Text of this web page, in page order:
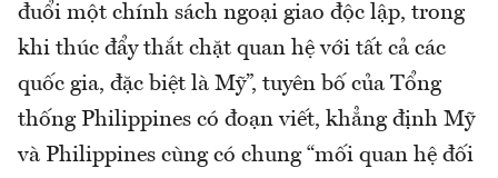
đuổi một chính sách ngoại giao độc lập, trong
khi thúc đẩy thắt chặt quan hệ với tất cả các
quốc gia, đặc biệt là Mỹ”, tuyên bố của Tổng
thống Philippines có đoạn viết, khẳng định Mỹ
và Philippines cùng có chung “mối quan hệ đối